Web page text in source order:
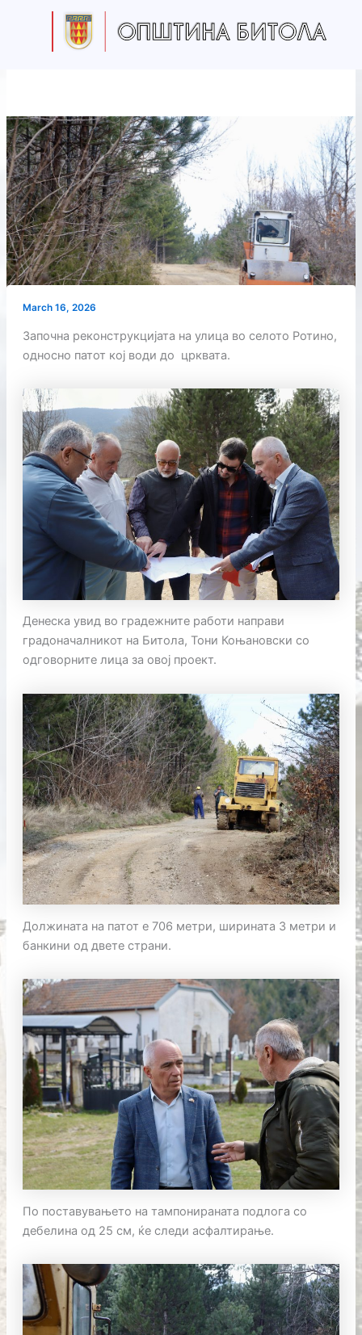
March 16, 2026
Започна реконструкцијата на улица во селото Ротино,
односно патот кој води до црквата.
Денеска увид во градежните работи направи
градоначалникот на Битола, Тони Коњановски со
одговорните лица за овој проект.
Должината на патот е 706 метри, ширината 3 метри и
банкини од двете страни.
По поставувањето на тампонираната подлога со
дебелина од 25 см, ќе следи асфалтирање.